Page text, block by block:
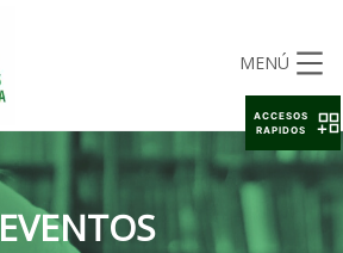
MENÚ
EVENTOS
ACCESOS
RAPIDOS